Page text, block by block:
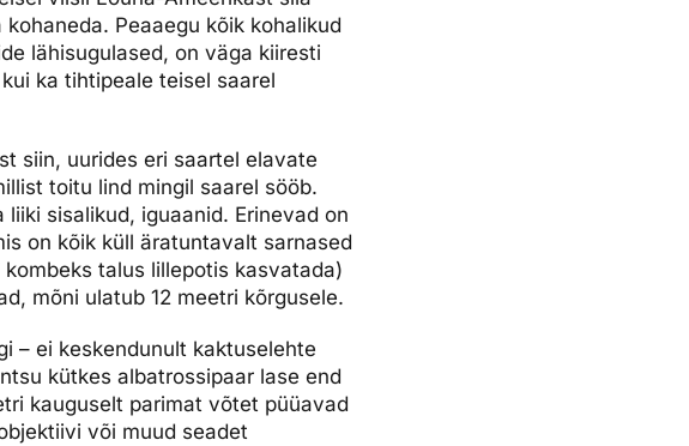
Peaaegu kõik kohalikud
lähisugulased, on väga kiiresti
ka tihtipeale teisel saarel
siin, uurides eri saartel elavate
toitu lind mingil saarel sööb.
sisalikud, iguaanid. Erinevad on
on kõik küll äratuntavalt sarnased
talus lillepotis kasvatada)
mõni ulatub 12 meetri kõrgusele.
– ei keskendunult kaktuselehte
kütkes albatrossipaar lase end
kauguselt parimat võtet püüavad
või muud seadet